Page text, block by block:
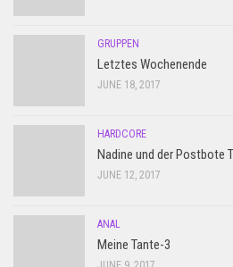
GRUPPEN
Letztes Wochenende
JUNE 18, 2017
HARDCORE
Nadine und der Postbote
JUNE 12, 2017
ANAL
Meine Tante-3